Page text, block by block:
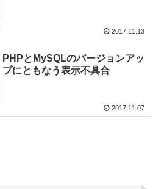
2017.11.13
PHPとMySQLのバージョンアッ
プにともなう表示不具合
2017.11.07